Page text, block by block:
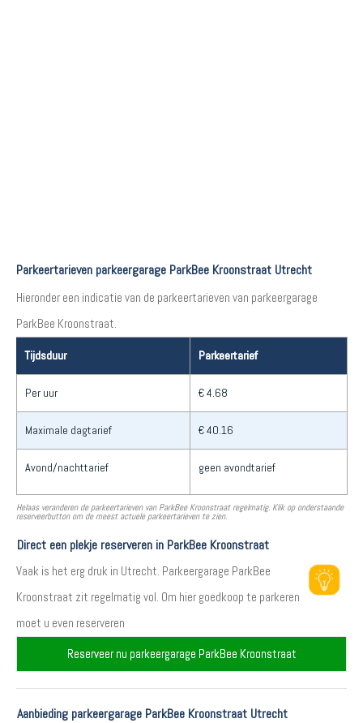
Parkeertarieven parkeergarage ParkBee Kroonstraat Utrecht
Hieronder een indicatie van de parkeertarieven van parkeergarage
ParkBee Kroonstraat.
Tijdsduur Parkeertarief
Per uur € 4.68
Maximale dagtarief € 40.16
Avond/nachttarief geen avondtarief
Helaas veranderen de parkeertarieven van ParkBee Kroonstraat regelmatig. Klik op onderstaande
reserveerbutton om de meest actuele parkeertarieven te zien.
Direct een plekje reserveren in ParkBee Kroonstraat
Vaak is het erg druk in Utrecht. Parkeergarage ParkBee
Kroonstraat zit regelmatig vol. Om hier goedkoop te parkeren
moet u even reserveren
Reserveer nu parkeergarage ParkBee Kroonstraat
Aanbieding parkeergarage ParkBee Kroonstraat Utrecht